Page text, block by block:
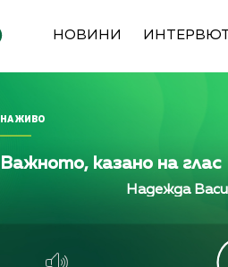
НОВИНИ
НА ЖИВО
Важното, казано на глас
Надежда